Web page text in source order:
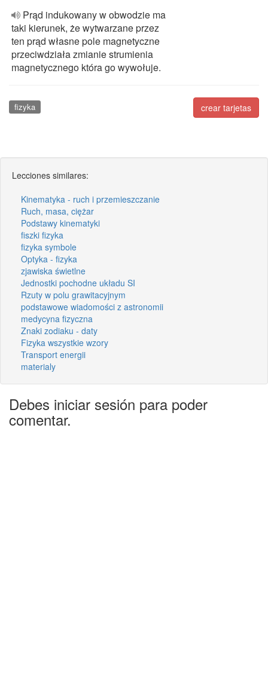
Prąd indukowany w obwodzie ma
taki kierunek, że wytwarzane przez
ten prąd własne pole magnetyczne
przeciwdziała zmianie strumienia
magnetycznego która go wywołuje.
crear tarjetas
fizyka
Lecciones similares:
Kinematyka - ruch i przemieszczanie
Ruch, masa, ciężar
Podstawy kinematyki
fiszki fizyka
fizyka symbole
Optyka - fizyka
zjawiska świetlne
Jednostki pochodne układu SI
Rzuty w polu grawitacyjnym
podstawowe wiadomości z astronomii
medycyna fizyczna
Znaki zodiaku - daty
Fizyka wszystkie wzory
Transport energii
materialy
Debes iniciar sesión para poder
comentar.